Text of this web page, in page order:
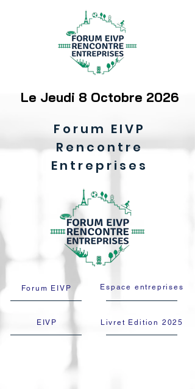
Le Jeudi 8 Octobre 2026
Forum EIVP
Rencontre
Entreprises
Forum EIVP Espace entreprises
EIVP Livret Edition 2025